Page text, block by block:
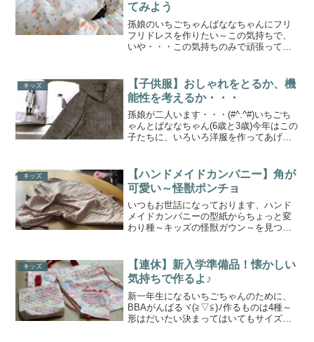
てみよう
孫娘のいちごちゃんばななちゃんにフリ
フリドレスを作りたい～この気持ちで、
いや・・・この気持ちのみで頑張ってい
(#^.^#)ちゃんと成長したかどうかは置い
といて、ドレス...
キッズ
【子供服】おしゃれをとるか、機
能性を考えるか・・・
孫娘が二人います・・・(#^.^#)いちごち
ゃんとばななちゃん(6歳と3歳)今年はこの
子たちに、いろいろ洋服を作ってあげた
本を物色・・・おしゃれが好きな女の
子...
キッズ
【ハンドメイドカンパニー】角が
可愛い～怪獣ポンチョ
いつもお世話になっております、ハンド
メイドカンパニーの型紙からちょっと変
わり種～キッズの怪獣ガウン～を見つけ
ょっとした時に羽織れるように、ポンチ
ョにしてみました少し張り...
キッズ
【連休】新入学準備品！懐かしい
気持ちで作るよ♪
新一年生になるいちごちゃんのために、
BBAがんばるヾ(≧▽≦)ﾉ作るものは4種～
形はだいたい決まってはいてもサイズな